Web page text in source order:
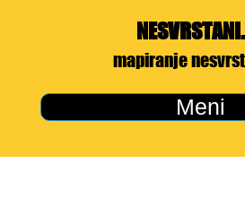
NESVRSTANI.RS
mapiranje
Meni